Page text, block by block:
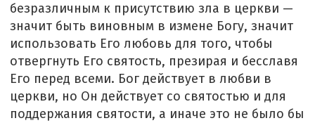
безразличным к присутствию зла в церкви —
значит быть виновным в измене Богу, значит
использовать Его любовь для того, чтобы
отвергнуть Его святость, презирая и бесславя
Его перед всеми. Бог действует в любви в
церкви, но Он действует со святостью и для
поддержания святости, а иначе это не было бы